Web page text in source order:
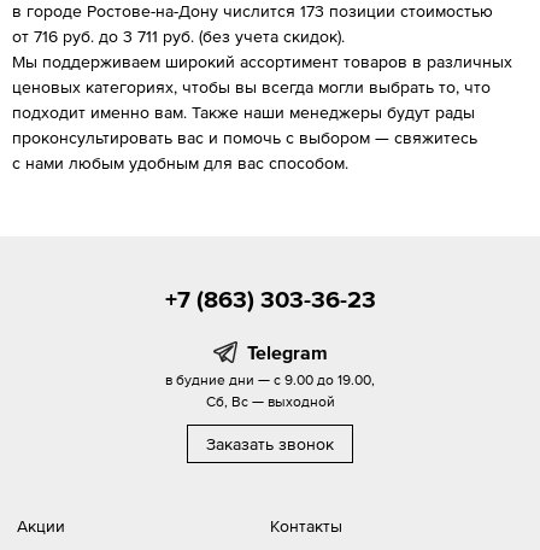
в городе Ростове-на-Дону числится 173 позиции стоимостью
от 716 руб. до 3 711 руб. (без учета скидок).
Мы поддерживаем широкий ассортимент товаров в различных
ценовых категориях, чтобы вы всегда могли выбрать то, что
подходит именно вам. Также наши менеджеры будут рады
проконсультировать вас и помочь с выбором — свяжитесь
с нами любым удобным для вас способом.
Акции
Контакты
+7 (863) 303-36-23
Telegram
в будние дни — с 9.00 до 19.00,
Сб, Вс — выходной
Заказать звонок